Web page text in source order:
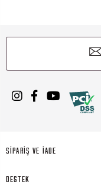
SİPARİŞ VE İADE
DESTEK